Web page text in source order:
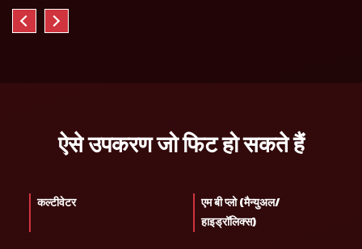
ऐसे उपकरण जो फिट हो सकते हैं
कल्टीवेटर
एम बी प्लो (मैन्युअल/
हाइड्रॉलिक्स)